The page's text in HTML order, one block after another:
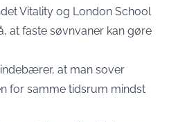
Vitality og London School
at faste søvnvaner kan gøre
at man sover
for samme tidsrum mindst